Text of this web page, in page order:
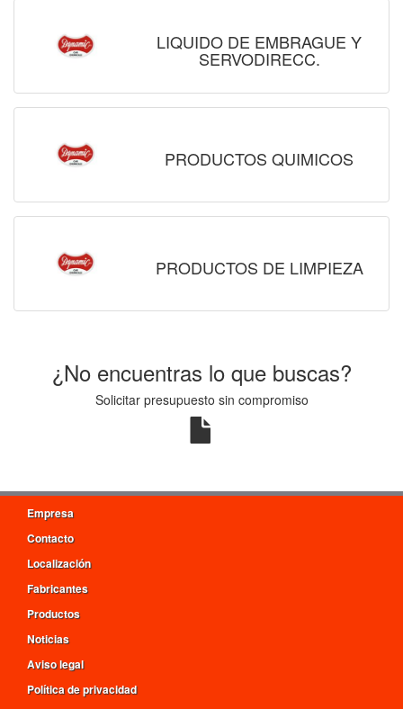
LIQUIDO DE EMBRAGUE Y
SERVODIRECC.
PRODUCTOS QUIMICOS
PRODUCTOS DE LIMPIEZA
¿No encuentras lo que buscas?
Solicitar presupuesto sin compromiso
Empresa
Contacto
Localización
Fabricantes
Productos
Noticias
Aviso legal
Política de privacidad